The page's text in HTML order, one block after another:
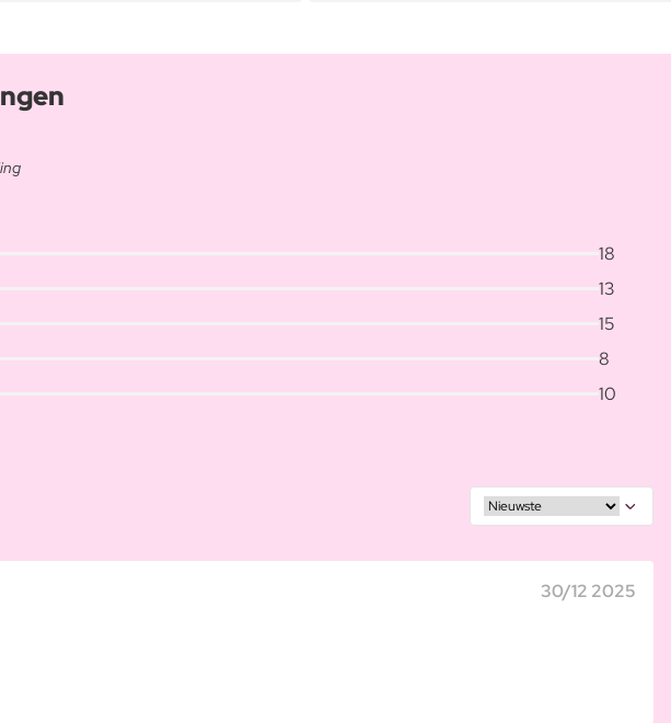
18
13
15
8
10
30/12 2025